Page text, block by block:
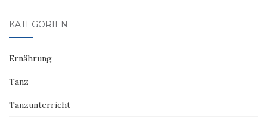
KATEGORIEN
Ernährung
Tanz
Tanzunterricht